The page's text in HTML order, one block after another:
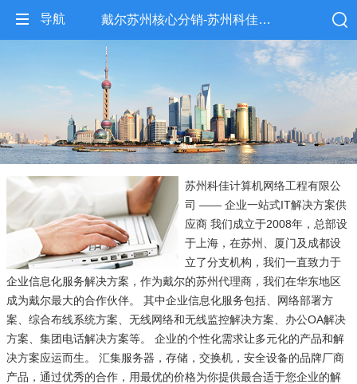
导航 戴尔苏州核心分销-苏州科佳计算机网络工程有限公司
苏州科佳计算机网络工程有限公
司 —— 企业一站式IT解决方案供
应商 我们成立于2008年，总部设
于上海，在苏州、厦门及成都设
立了分支机构，我们一直致力于
企业信息化服务解决方案，作为戴尔的苏州代理商，我们在华东地区
成为戴尔最大的合作伙伴。 其中企业信息化服务包括、网络部署方
案、综合布线系统方案、无线网络和无线监控解决方案、办公OA解决
方案、集团电话解决方案等。 企业的个性化需求让多元化的产品和解
决方案应运而生。 汇集服务器，存储，交换机，安全设备的品牌厂商
产品，通过优秀的合作，用最优的价格为你提供最合适于您企业的解